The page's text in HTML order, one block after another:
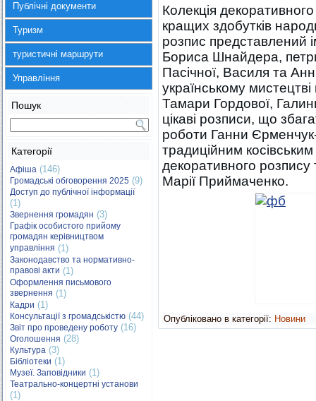
Публічні документи
Туризм
туристичні маршрути
Управління
Пошук
Категорії
Афіша (146)
Громадські обговорення 2025 (9)
Доступ до публічної інформації
(1)
Звернення громадян (3)
Графік особистого прийому
громадян керівництвом
управління (1)
Законодавство та нормативно-
правові акти (1)
Оформлення письмового
звернення (1)
Кадри (1)
Консультації з громадськістю (44)
Звіт про проведену роботу (16)
Оголошення (28)
Культура (3)
Бібліотеки (1)
Музеї. Заповідники (1)
Театрально-концертні установи
(1)
Колекція
кращих здобутків
розпис представлений
Бориса Шнайдера,
Пасічної, Василя та
українському
Тамари Гордової,
цікаві розписи, що
роботи Ганни
традиційним
декоративного розпису
Марії Приймаченко.
Опубліковано в категорії: Новини